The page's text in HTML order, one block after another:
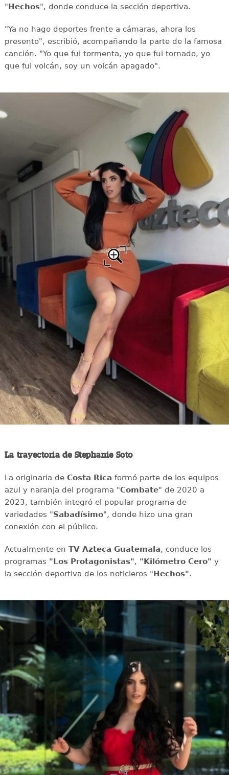
"Hechos", donde conduce la sección deportiva.
"Ya no hago deportes frente a cámaras, ahora los
presento", escribió, acompañando la parte de la famosa
canción. "Yo que fui tormenta, yo que fui tornado, yo
que fui volcán, soy un volcán apagado".
La trayectoria de Stephanie Soto
La originaria de Costa Rica formó parte de los equipos
azul y naranja del programa "Combate" de 2020 a
2023, también integró el popular programa de
variedades "Sabadísimo", donde hizo una gran
conexión con el público.
Actualmente en TV Azteca Guatemala, conduce los
programas "Los Protagonistas", "Kilómetro Cero" y
la sección deportiva de los noticieros "Hechos".